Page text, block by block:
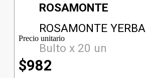
ROSAMONTE
ROSAMONTE
Bulto x 20 un
Precio unitario
$982